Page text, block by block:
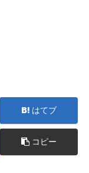
はてブ
コピー